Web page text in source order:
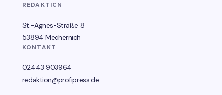
REDAKTION
St.-Agnes-Straße 8
53894 Mechernich
KONTAKT
02443 903964
redaktion@profipress.de